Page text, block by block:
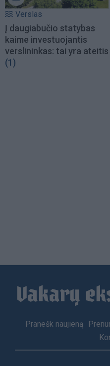
Verslas
Į daugiabučio statybas
kaime investuojantis
verslininkas: tai yra ateitis
(1)
Footer
Pranešk naujieną